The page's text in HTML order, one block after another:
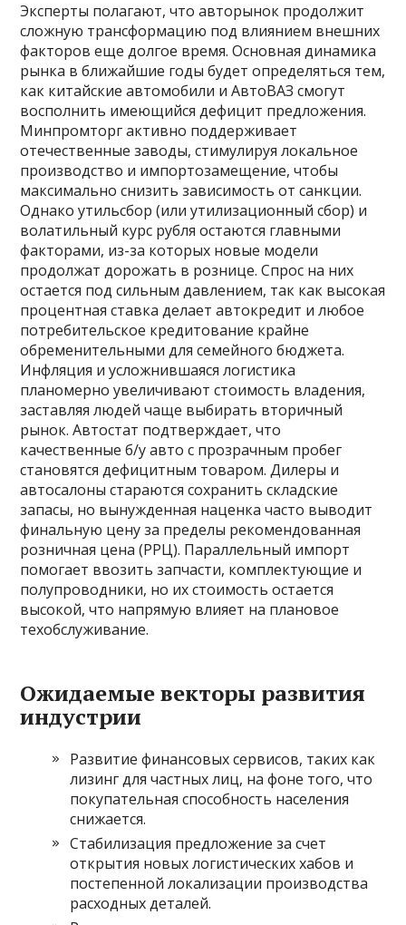
Эксперты полагают, что авторынок продолжит
сложную трансформацию под влиянием внешних
факторов еще долгое время. Основная динамика
рынка в ближайшие годы будет определяться тем,
как китайские автомобили и АвтоВАЗ смогут
восполнить имеющийся дефицит предложения.
Минпромторг активно поддерживает
отечественные заводы, стимулируя локальное
производство и импортозамещение, чтобы
максимально снизить зависимость от санкции.
Однако утильсбор (или утилизационный сбор) и
волатильный курс рубля остаются главными
факторами, из-за которых новые модели
продолжат дорожать в рознице. Спрос на них
остается под сильным давлением, так как высокая
процентная ставка делает автокредит и любое
потребительское кредитование крайне
обременительными для семейного бюджета.
Инфляция и усложнившаяся логистика
планомерно увеличивают стоимость владения,
заставляя людей чаще выбирать вторичный
рынок. Автостат подтверждает, что
качественные б/у авто с прозрачным пробег
становятся дефицитным товаром. Дилеры и
автосалоны стараются сохранить складские
запасы, но вынужденная наценка часто выводит
финальную цену за пределы рекомендованная
розничная цена (РРЦ). Параллельный импорт
помогает ввозить запчасти, комплектующие и
полупроводники, но их стоимость остается
высокой, что напрямую влияет на плановое
техобслуживание.
Ожидаемые векторы развития
индустрии
Развитие финансовых сервисов, таких как
лизинг для частных лиц, на фоне того, что
покупательная способность населения
снижается.
Стабилизация предложение за счет
открытия новых логистических хабов и
постепенной локализации производства
расходных деталей.